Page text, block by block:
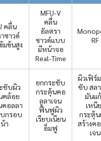
คลื่น
ซาวด์
มข้นสูง
MFU-V
คลื่น
อัลตรา
ซาวด์แบบ
มีหน้าจอ
Real-Time
RF
ชับผิว
คล้อย
อลลา
บกรอบ
า
ยกกระชับ
กระตุ้นคอ
ลลาเจน
ฟื้นฟูผิว
เรียบเนียน
อิ่มฟู
ผิวเฟิร์
ชับ สล
มันแ
เหนี
กระตุ้น
สร้างค
เจน